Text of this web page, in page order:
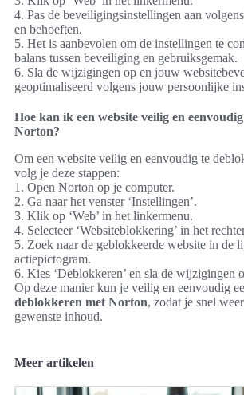
4. Pas de beveiligingsinstellingen aan
en behoeften.
5. Het is aanbevolen om de instellingen te
balans tussen beveiliging en gebruiksgemak.
6. Sla de wijzigingen op en jouw
geoptimaliseerd volgens jouw persoonlijke
Hoe kan ik een website veilig en
Norton?
Om een website veilig en eenvoudig te
volg je deze stappen:
1. Open Norton op je computer.
2. Ga naar het venster ‘Instellingen’.
3. Klik op ‘Web’ in het linkermenu.
4. Selecteer ‘Websiteblokkering’ in het
5. Zoek naar de geblokkeerde website in de
actiepictogram.
6. Kies ‘Deblokkeren’ en sla de wijzigingen
Op deze manier kun je veilig en eenvoudig
deblokkeren met Norton, zodat je snel
gewenste inhoud.
Meer artikelen